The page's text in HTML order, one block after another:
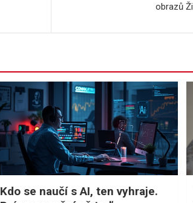
obrazů
Kdo se naučí s AI, ten vyhraje.